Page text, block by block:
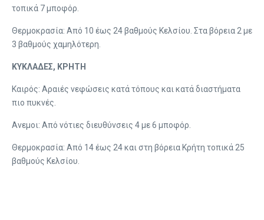
τοπικά 7 μποφόρ.
Θερμοκρασία: Από 10 έως 24 βαθμούς Κελσίου. Στα βόρεια 2 με
3 βαθμούς χαμηλότερη.
ΚΥΚΛΑΔΕΣ, ΚΡΗΤΗ
Καιρός: Αραιές νεφώσεις κατά τόπους και κατά διαστήματα
πιο πυκνές.
Ανεμοι: Από νότιες διευθύνσεις 4 με 6 μποφόρ.
Θερμοκρασία: Από 14 έως 24 και στη βόρεια Κρήτη τοπικά 25
βαθμούς Κελσίου.